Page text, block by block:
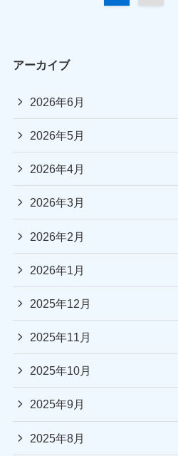
アーカイブ
2026年6月
2026年5月
2026年4月
2026年3月
2026年2月
2026年1月
2025年12月
2025年11月
2025年10月
2025年9月
2025年8月